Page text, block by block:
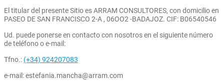
El titular del presente Sitio es ARRAM CONSULTORES, con domicilio en
PASEO DE SAN FRANCISCO 2-A , 06OO2 -BADAJOZ. CIF: B06540546
Ud. puede ponerse en contacto con nosotros en el siguiente número
de teléfono o e-mail:
Tfno.: (+34) 924207083
e-mail: estefania.mancha@arram.com